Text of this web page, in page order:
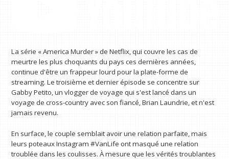
La série « America Murder » de Netflix, qui couvre les cas de
meurtre les plus choquants du pays ces dernières années,
continue d'être un frappeur lourd pour la plate-forme de
streaming. Le troisième et dernier épisode se concentre sur
Gabby Petito, un vlogger de voyage qui s'est lancé dans un
voyage de cross-country avec son fiancé, Brian Laundrie, et n'est
jamais revenu.
En surface, le couple semblait avoir une relation parfaite, mais
leurs poteaux Instagram #VanLife ont masqué une relation
troublée dans les coulisses. À mesure que les vérités troublantes